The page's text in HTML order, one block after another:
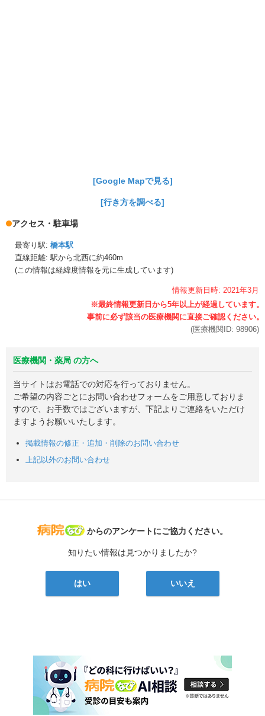
[Google Mapで見る]
[行き方を調べる]
アクセス・駐車場
最寄り駅: 橋本駅
直線距離: 駅から北西に約460m
(この情報は経緯度情報を元に生成しています)
情報更新日時: 2021年3月
(医療機関ID: 98906)
医療機関・薬局 の方へ
当サイトはお電話での対応を行っておりません。
ご希望の内容ごとにお問い合わせフォームをご用意しておりま
すので、お手数ではございますが、下記よりご連絡をいただけ
ますようお願いいたします。
掲載情報の修正・追加・削除のお問い合わせ
上記以外のお問い合わせ
病院なび
からのアンケートにご協力ください。
知りたい情報は見つかりましたか?
はい いいえ